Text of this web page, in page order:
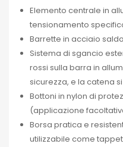
Elemento centrale in
tensionamento
Barrette in acciaio
Sistema di sgancio
rossi sulla barra in
sicurezza, e la catena
Bottoni in nylon di
(applicazione
Borsa pratica e
utilizzabile come